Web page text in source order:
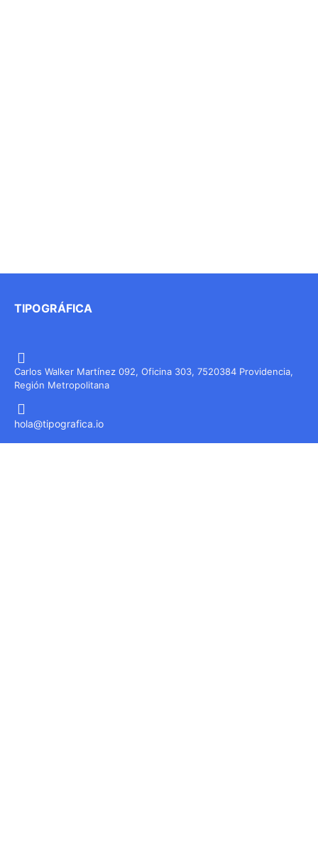
TIPOGRÁFICA
Carlos Walker Martínez 092, Oficina 303, 7520384 Providencia,
Región Metropolitana
hola@tipografica.io